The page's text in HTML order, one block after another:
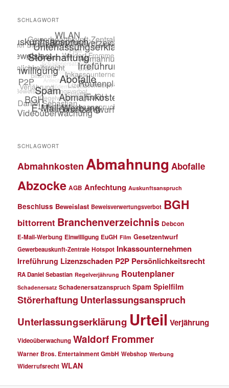
SCHLAGWORT
SCHLAGWORT
Abmahnkosten Abmahnung Abofalle
Abzocke AGB Anfechtung Auskunftsanspruch
Beschluss Beweislast Beweisverwertungsverbot BGH
bittorrent Branchenverzeichnis Debcon
E-Mail-Werbung Einwilligung EuGH Film Gesetzentwurf
Gewerbeauskunft-Zentrale Hotspot Inkassounternehmen
Irreführung Lizenzschaden P2P Persönlichkeitsrecht
RA Daniel Sebastian Regelverjährung Routenplaner
Schadenersatz Schadenersatzanspruch Spam Spielfilm
Störerhaftung Unterlassungsanspruch
Unterlassungserklärung Urteil Verjährung
Videoüberwachung Waldorf Frommer
Warner Bros. Entertainment GmbH Webshop Werbung
Widerrufsrecht WLAN